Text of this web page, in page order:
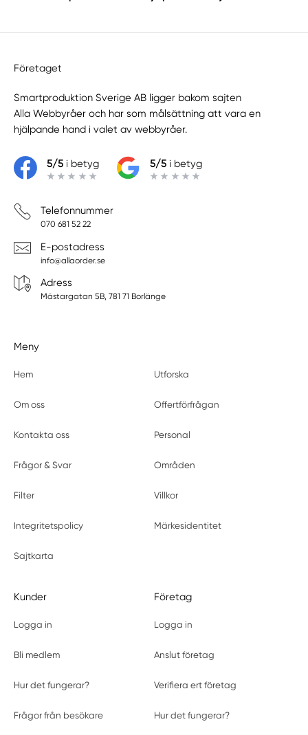
Företaget
Smartproduktion Sverige AB ligger bakom sajten
Alla Webbyråer och har som målsättning att vara en
hjälpande hand i valet av webbyråer.
5/5i betyg 5/5i betyg
Telefonnummer
070 681 52 22
E-postadress
info@allaorder.se
Adress
Mästargatan 5B, 781 71 Borlänge
Meny
Hem Utforska
Om oss Offertförfrågan
Kontakta oss Personal
Frågor & Svar Områden
Filter Villkor
Integritetspolicy Märkesidentitet
Sajtkarta
Kunder
Logga in
Bli medlem
Hur det fungerar?
Frågor från besökare
Företag
Logga in
Anslut företag
Verifiera ert företag
Hur det fungerar?